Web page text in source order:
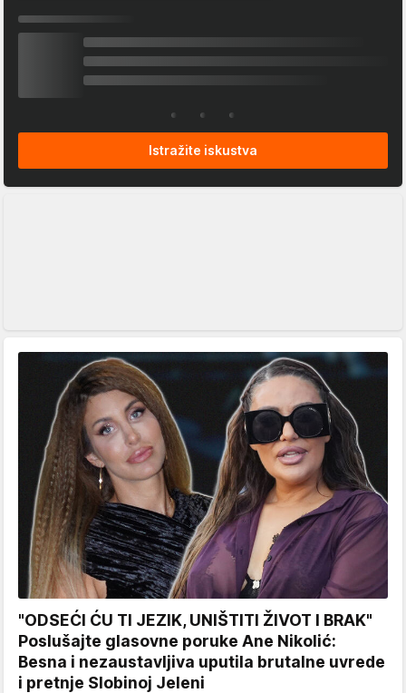
Istražite iskustva
"ODSEĆI ĆU TI JEZIK, UNIŠTITI ŽIVOT I BRAK"
Poslušajte glasovne poruke Ane Nikolić:
Besna i nezaustavljiva uputila brutalne uvrede
i pretnje Slobinoj Jeleni